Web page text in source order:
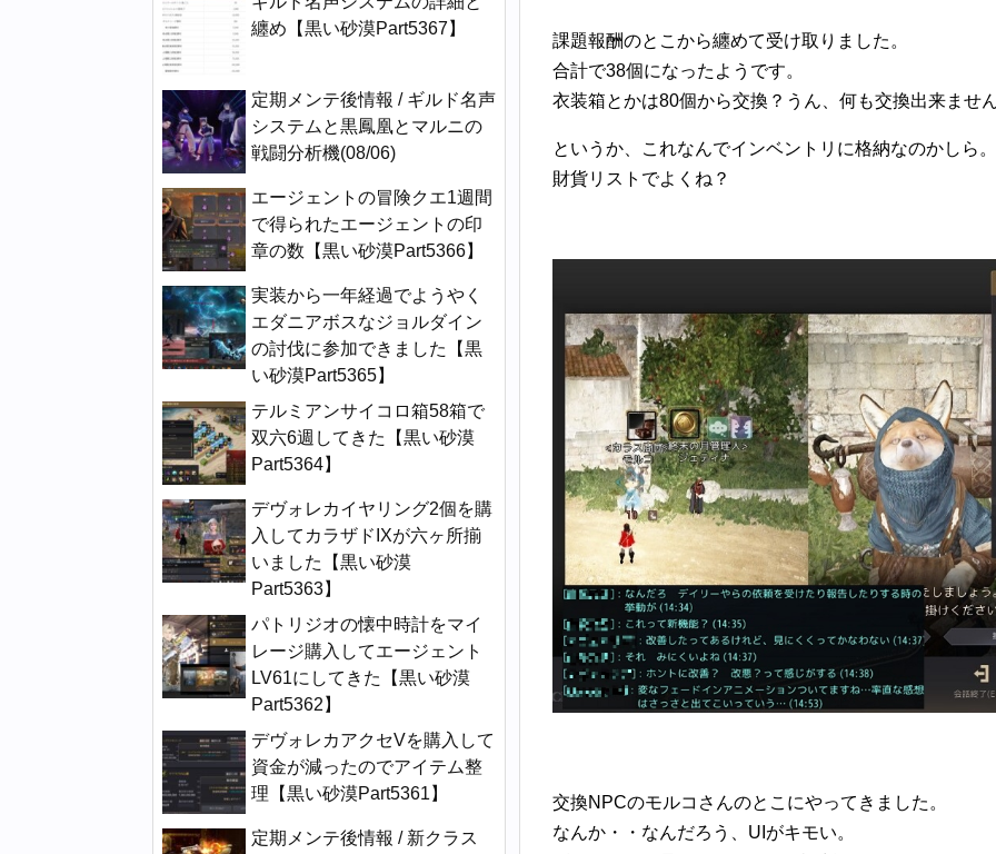
課題報酬のとこから纏めて受け取りました。
合計で38個になったようです。
衣装箱とかは80個から交換？うん、何も交換出来ませ
というか、これなんでインベントリに格納なのかしら。
財貨リストでよくね？
交換NPCのモルコさんのとこにやってきました。
なんか・・なんだろう、UIがキモい。
纏め【黒い砂漠Part5367】
定期メンテ後情報 / ギルド名声
システムと黒鳳凰とマルニの
戦闘分析機(08/06)
エージェントの冒険クエ1週間
で得られたエージェントの印
章の数【黒い砂漠Part5366】
実装から一年経過でようやく
エダニアボスなジョルダイン
の討伐に参加できました【黒
い砂漠Part5365】
テルミアンサイコロ箱58箱で
双六6週してきた【黒い砂漠
Part5364】
デヴォレカイヤリング2個を購
入してカラザドIXが六ヶ所揃
いました【黒い砂漠
Part5363】
パトリジオの懐中時計をマイ
レージ購入してエージェント
LV61にしてきた【黒い砂漠
Part5362】
デヴォレカアクセVを購入して
資金が減ったのでアイテム整
理【黒い砂漠Part5361】
定期メンテ後情報 / 新クラス